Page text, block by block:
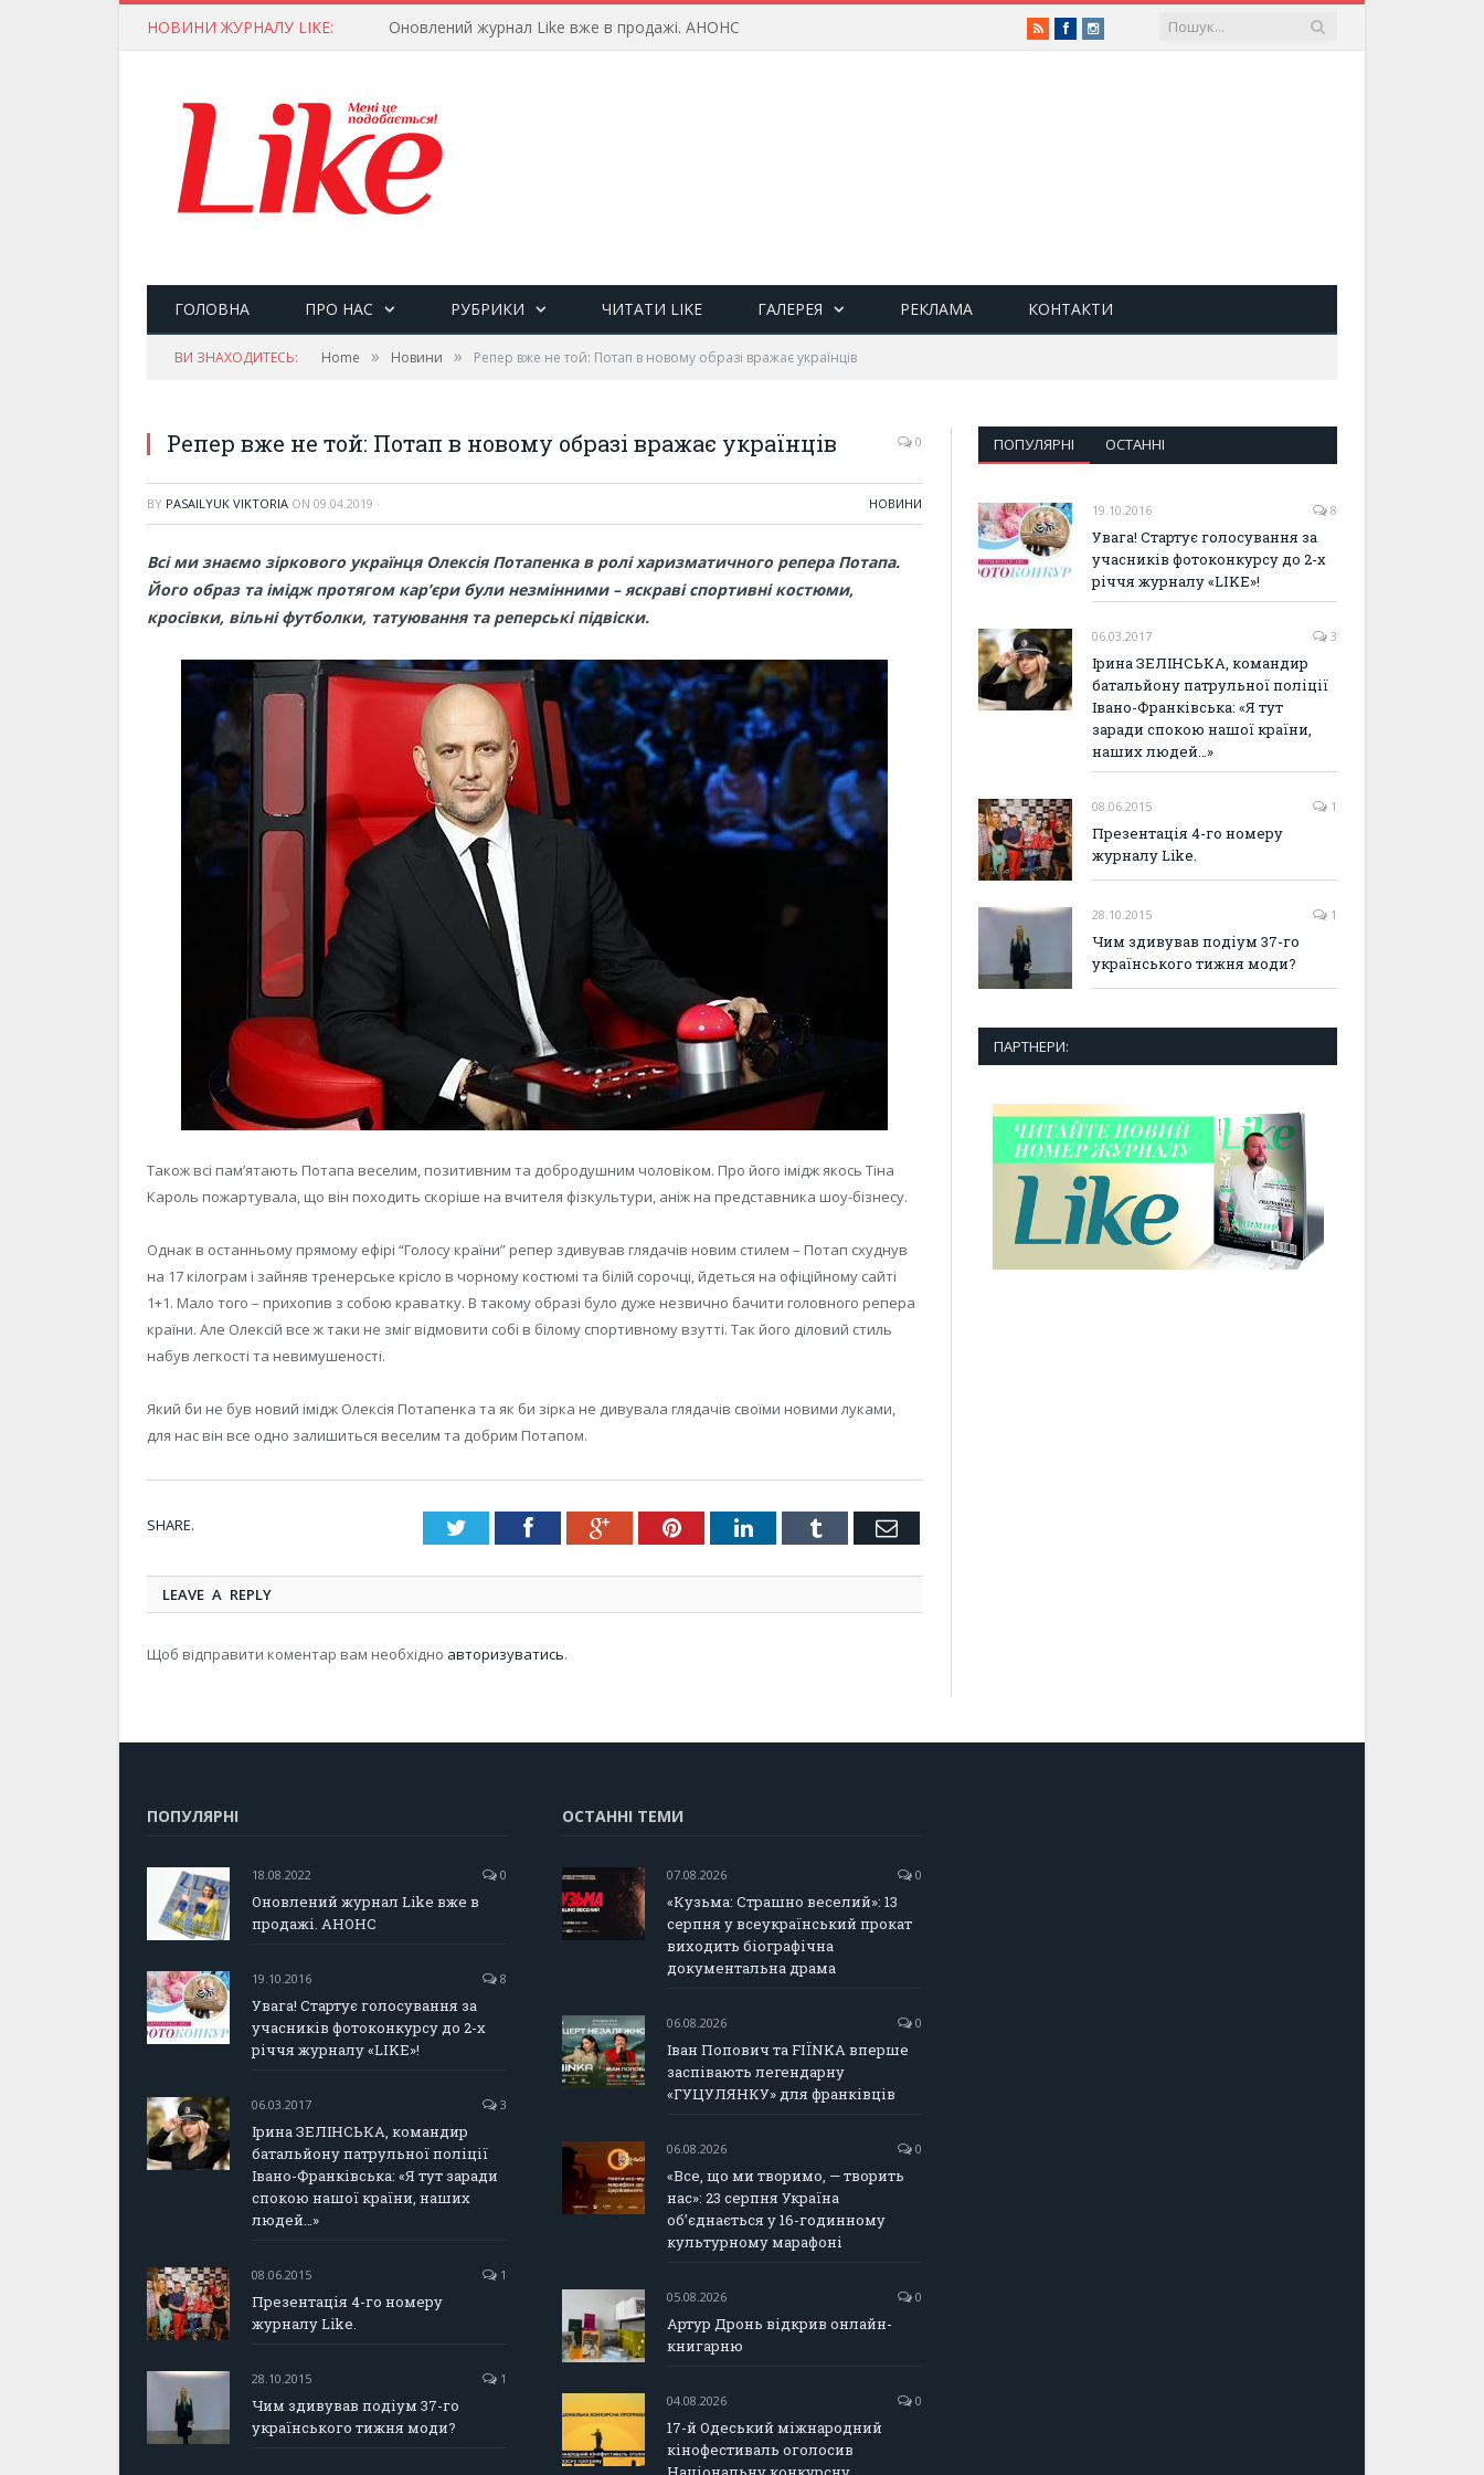
НОВИНИ ЖУРНАЛУ LIKE: Оновлений журнал Like вже в продажі. АНОНС RSSFacebookInstagram
ГОЛОВНА ПРО НАС РУБРИКИ ЧИТАТИ LIKE ГАЛЕРЕЯ РЕКЛАМА КОНТАКТИ
ВИ ЗНАХОДИТЕСЬ: Home » Новини » Репер вже не той: Потап в новому образі вражає українців
Репер вже не той: Потап в новому образі вражає українців 0
BY PASAILYUK VIKTORIA ON 09.04.2019 · НОВИНИ
Всі ми знаємо зіркового українця Олексія Потапенка в ролі харизматичного репера Потапа.
Його образ та імідж протягом кар’єри були незмінними – яскраві спортивні костюми,
кросівки, вільні футболки, татуювання та реперські підвіски.
Також всі пам’ятають Потапа веселим, позитивним та добродушним чоловіком. Про його імідж якось Тіна
Кароль пожартувала, що він походить скоріше на вчителя фізкультури, аніж на представника шоу-бізнесу.
Однак в останньому прямому ефірі “Голосу країни” репер здивував глядачів новим стилем – Потап схуднув
на 17 кілограм і зайняв тренерське крісло в чорному костюмі та білій сорочці, йдеться на офіційному сайті
1+1. Мало того – прихопив з собою краватку. В такому образі було дуже незвично бачити головного репера
країни. Але Олексій все ж таки не зміг відмовити собі в білому спортивному взутті. Так його діловий стиль
набув легкості та невимушеності.
Який би не був новий імідж Олексія Потапенка та як би зірка не дивувала глядачів своїми новими луками,
для нас він все одно залишиться веселим та добрим Потапом.
SHARE. TwitterFacebookGoogle+PinterestLinkedInTumblr Email
LEAVE A REPLY
Щоб відправити коментар вам необхідно авторизуватись.
ПОПУЛЯРНІ ОСТАННІ
19.10.2016 8
Увага! Стартує голосування за
учасників фотоконкурсу до 2-х
річчя журналу «LIKE»!
06.03.2017 3
Ірина ЗЕЛІНСЬКА, командир
батальйону патрульної поліції
Івано-Франківська: «Я тут
заради спокою нашої країни,
наших людей…»
08.06.2015 1
Презентація 4-го номеру
журналу Like.
28.10.2015 1
Чим здивував подіум 37-го
українського тижня моди?
ПАРТНЕРИ:
ПОПУЛЯРНІ
18.08.2022 0
Оновлений журнал Like вже в
продажі. АНОНС
19.10.2016 8
Увага! Стартує голосування за
учасників фотоконкурсу до 2-х
річчя журналу «LIKE»!
06.03.2017 3
Ірина ЗЕЛІНСЬКА, командир
батальйону патрульної поліції
Івано-Франківська: «Я тут заради
спокою нашої країни, наших
людей…»
08.06.2015 1
Презентація 4-го номеру
журналу Like.
28.10.2015 1
Чим здивував подіум 37-го
українського тижня моди?
ОСТАННІ ТЕМИ
07.08.2026 0
«Кузьма: Страшно веселий»: 13
серпня у всеукраїнський прокат
виходить біографічна
документальна драма
06.08.2026 0
Іван Попович та FIÏNKA вперше
заспівають легендарну
«ГУЦУЛЯНКУ» для франківців
06.08.2026 0
«Все, що ми творимо, — творить
нас»: 23 серпня Україна
об’єднається у 16-годинному
культурному марафоні
05.08.2026 0
Артур Дронь відкрив онлайн-
книгарню
04.08.2026 0
17-й Одеський міжнародний
кінофестиваль оголосив